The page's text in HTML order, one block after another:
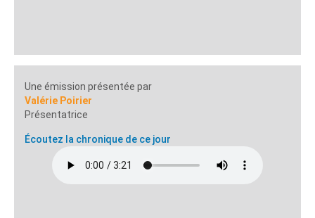
Une émission présentée par
Valérie Poirier
Présentatrice
Écoutez la chronique de ce jour